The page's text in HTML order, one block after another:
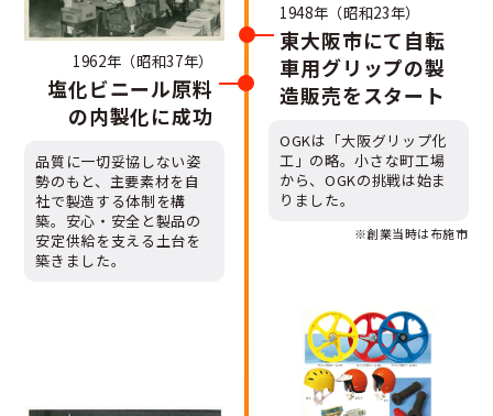
1948年（昭和23年）
東大阪市にて自転
車用グリップの製
造販売をスタート
OGKは「大阪グリップ化
工」の略。小さな町工場
から、OGKの挑戦は始ま
りました。
※創業当時は布施市
1962年（昭和37年）
塩化ビニール原料
の内製化に成功
品質に一切妥協しない姿
勢のもと、主要素材を自
社で製造する体制を構
築。安心・安全と製品の
安定供給を支える土台を
築きました。